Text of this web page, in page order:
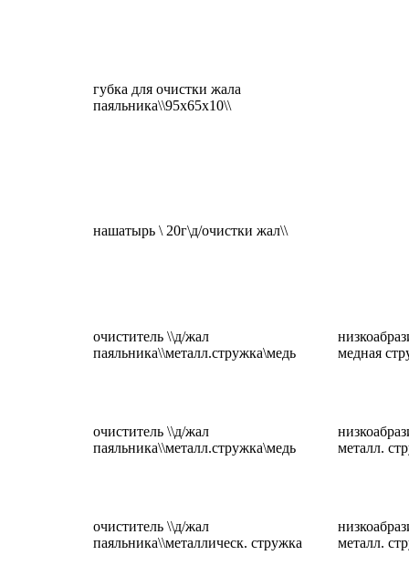
губка для очистки жала
паяльника\\95x65x10\\
нашатырь \ 20г\д/очистки жал\\
очиститель \\д/жал
паяльника\\металл.стружка\медь
медная
очиститель \\д/жал
паяльника\\металл.стружка\медь
металл.
очиститель \\д/жал
паяльника\\металлическ. стружка
металл.